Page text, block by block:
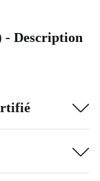
- Description